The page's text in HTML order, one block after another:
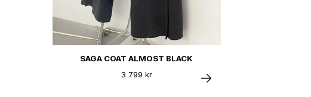
SAGA COAT ALMOST BLACK
3 799 kr